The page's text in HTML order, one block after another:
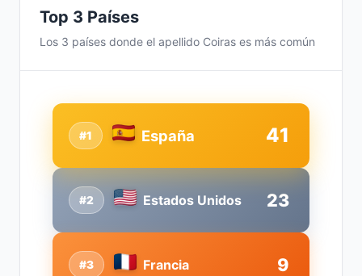
Top 3 Países
Los 3 países donde el apellido Coiras es más común
#2 Estados Unidos 23
#1 España 41
#3 Francia 9